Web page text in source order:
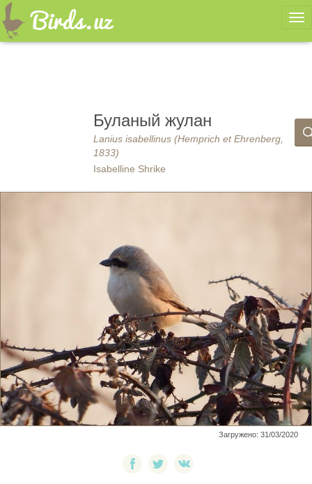
Буланый жулан
Lanius isabellinus (Hemprich et Ehrenberg,
1833)
Isabelline Shrike
Загружено: 31/03/2020